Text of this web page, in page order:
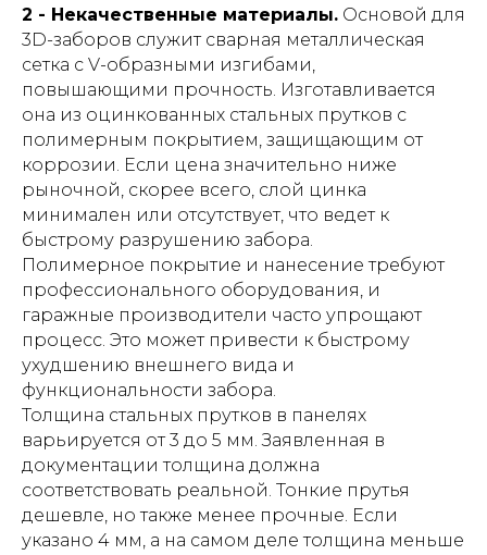
2 - Некачественные материалы. Основой для
3D-заборов служит сварная металлическая
сетка с V-образными изгибами,
повышающими прочность. Изготавливается
она из оцинкованных стальных прутков с
полимерным покрытием, защищающим от
коррозии. Если цена значительно ниже
рыночной, скорее всего, слой цинка
минимален или отсутствует, что ведет к
быстрому разрушению забора.
Полимерное покрытие и нанесение требуют
профессионального оборудования, и
гаражные производители часто упрощают
процесс. Это может привести к быстрому
ухудшению внешнего вида и
функциональности забора.
Толщина стальных прутков в панелях
варьируется от 3 до 5 мм. Заявленная в
документации толщина должна
соответствовать реальной. Тонкие прутья
дешевле, но также менее прочные. Если
указано 4 мм, а на самом деле толщина меньше